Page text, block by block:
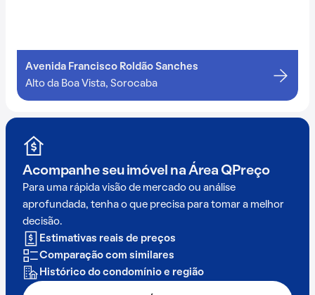
Avenida Francisco Roldão Sanches
Alto da Boa Vista, Sorocaba
Acompanhe seu imóvel na Área QPreço
Para uma rápida visão de mercado ou análise
aprofundada, tenha o que precisa para tomar a melhor
decisão.
Estimativas reais de preços
Comparação com similares
Histórico do condomínio e região